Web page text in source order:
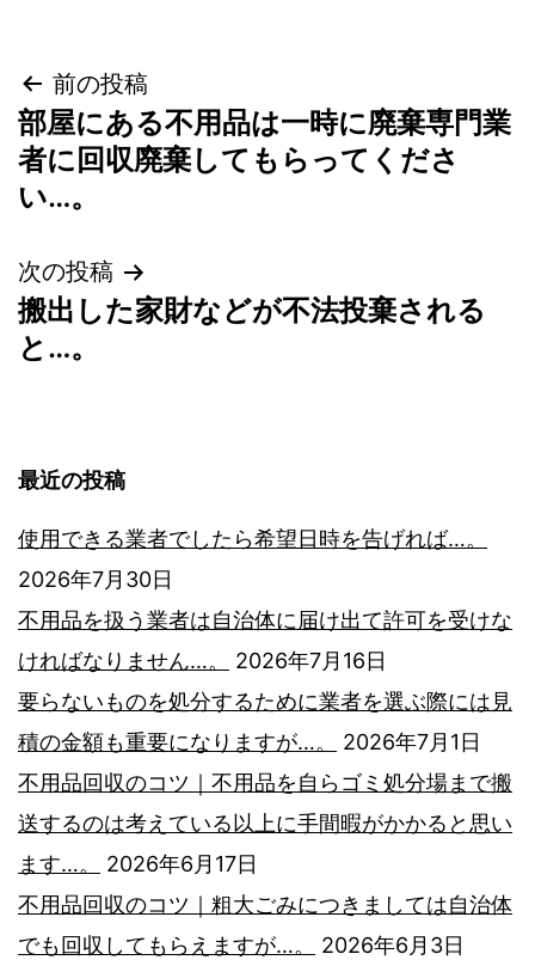
投
稿
ナ
ビ
ゲ
シ
ョ
ン
前の投稿
部屋にある不用品は一時に廃棄専門業
者に回収廃棄してもらってくださ
い…。
次の投稿
搬出した家財などが不法投棄される
と…。
最近の投稿
使用できる業者でしたら希望日時を告げれば…。
2026年7月30日
不用品を扱う業者は自治体に届け出て許可を受けな
ければなりません…。
2026年7月16日
要らないものを処分するために業者を選ぶ際には見
積の金額も重要になりますが…。
2026年7月1日
不用品回収のコツ｜不用品を自らゴミ処分場まで搬
送するのは考えている以上に手間暇がかかると思い
ます…。
2026年6月17日
不用品回収のコツ｜粗大ごみにつきましては自治体
でも回収してもらえますが…。
2026年6月3日